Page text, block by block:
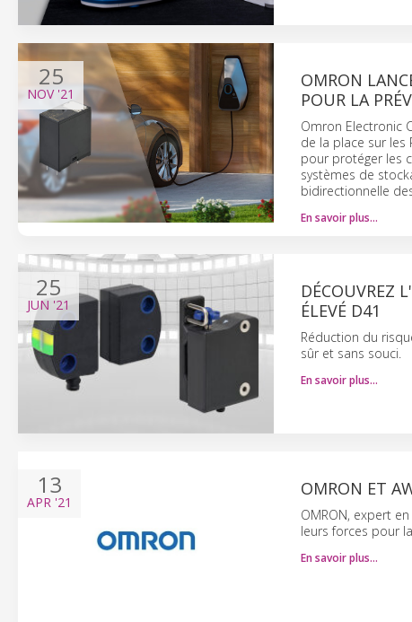
25
NOV'21
OMRON
POUR LA
Omron Electronic
de la place sur les
pour protéger les
systèmes de
bidirectionnelle
En savoir plus…
25
JUN '21
DÉCOUVREZ
ÉLEVÉ D41
Réduction du
sûr et sans souci.
En savoir plus…
13
APR '21
OMRON ET
OMRON, expert
leurs forces pour
En savoir plus…